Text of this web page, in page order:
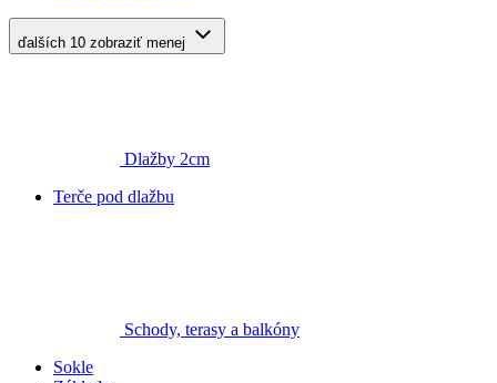
ďalších 10 zobraziť menej
Dlažby 2cm
Terče pod dlažbu
Schody, terasy a balkóny
Sokle